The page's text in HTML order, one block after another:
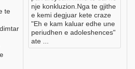
te
nje konkluzion.Nga te gjithe
e kemi degjuar kete craze
"Eh e kam kaluar edhe une
periudhen e adoleshences"
ate ...